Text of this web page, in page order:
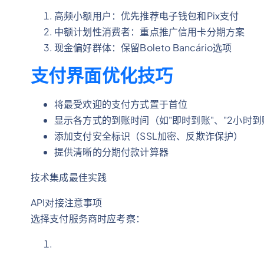
高频小额用户：优先推荐电子钱包和Pix支付
中额计划性消费者：重点推广信用卡分期方案
现金偏好群体：保留Boleto Bancário选项
支付界面优化技巧
将最受欢迎的支付方式置于首位
显示各方式的到账时间（如"即时到账"、"2小时
添加支付安全标识（SSL加密、反欺诈保护）
提供清晰的分期付款计算器
技术集成最佳实践
API对接注意事项
选择支付服务商时应考察：